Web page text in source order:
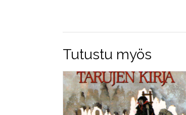
Tutustu myös